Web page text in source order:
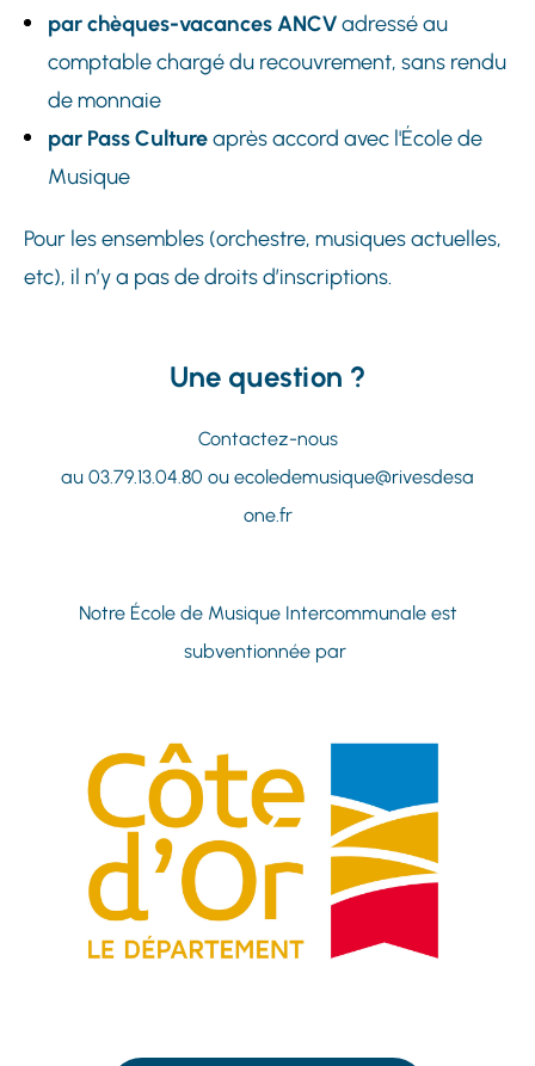
par chèques-vacances ANCVadressé au
comptable chargé du recouvrement, sans rendu
de monnaie
par Pass Cultureaprès accord avec l'École de
Musique
Pour les ensembles (orchestre, musiques actuelles,
etc), il n’y a pas de droits d’inscriptions.
Une question ?
Contactez-nous
au 03.79.13.04.80 ou ecoledemusique@rivesdesa
one.fr
Notre École de Musique Intercommunale est
subventionnée par